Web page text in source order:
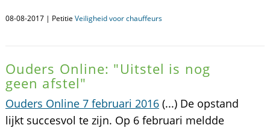
08-08-2017 | Petitie Veiligheid voor chauffeurs
Ouders Online: "Uitstel is nog
geen afstel"
Ouders Online 7 februari 2016(...) De opstand
lijkt succesvol te zijn. Op 6 februari meldde